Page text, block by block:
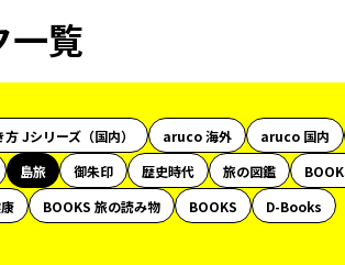
一覧
Jシリーズ（国内） aruco 海外 aruco 国内
島旅 御朱印 歴史時代 旅の図鑑
BOOKS 旅の読み物 BOOKS
D-Books